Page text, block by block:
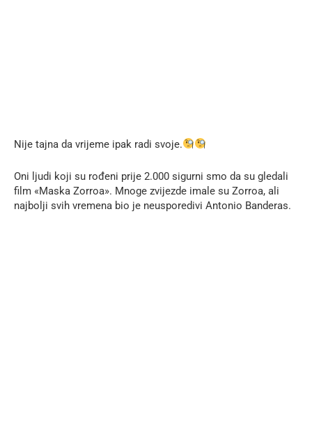
Nije tajna da vrijeme ipak radi svoje.
Oni ljudi koji su rođeni prije 2.000 sigurni smo da su gledali
film «Maska Zorroa». Mnoge zvijezde imale su Zorroa, ali
najbolji svih vremena bio je neusporedivi Antonio Banderas.